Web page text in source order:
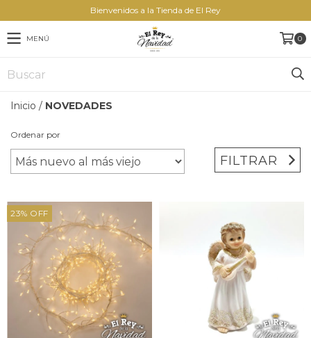
Bienvenidos a la Tienda de El Rey
MENÚ 0
Inicio / NOVEDADES
Ordenar por
FILTRAR
23% OFF